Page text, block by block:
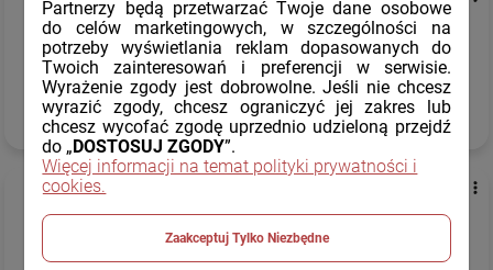
Komentarz sklepu
Jesteśmy wdzięczni za pozytywne słowa.
5
Wszystko sprawnie jak zawsze
dzisiaj
Elżbieta
5
dzisiaj
Partnerzy będą przetwarzać Twoje dane osobowe
do celów marketingowych, w szczególności na
potrzeby wyświetlania reklam dopasowanych do
Twoich zainteresowań i preferencji w serwisie.
Wyrażenie zgody jest dobrowolne. Jeśli nie chcesz
wyrazić zgody, chcesz ograniczyć jej zakres lub
chcesz wycofać zgodę uprzednio udzieloną przejdź
do „ DOSTOSUJ ZGODY”.
Więcej informacji na temat polityki prywatności i
cookies.
Zaakceptuj Tylko Niezbędne